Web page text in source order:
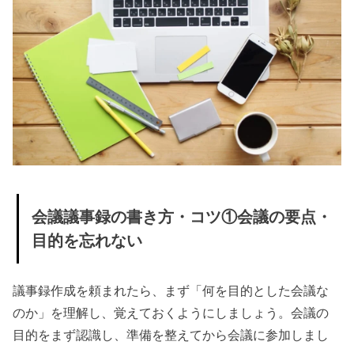
方・コ
ツ④メ
モを元
にして
要点を
簡単に
事録の
書き
ツ⑤訂
正・修
正方法
会議議事録の書き方・コツ①会議の要点・
目的を忘れない
議事録作成を頼まれたら、まず「何を目的とした会議な
のか」を理解し、覚えておくようにしましょう。会議の
目的をまず認識し、準備を整えてから会議に参加しまし